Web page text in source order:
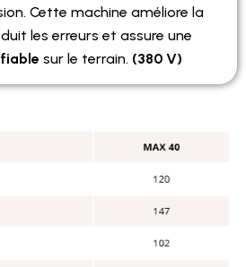
Cette machine améliore la
les erreurs et assure une
sur le terrain. (380 V)